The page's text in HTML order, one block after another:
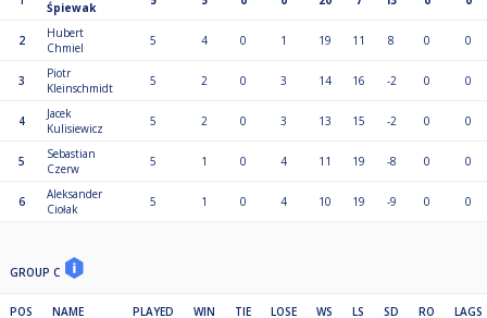
Śpiewak
2
Hubert
Chmiel
5 4 0 1 19 11 8 0 0
3
Piotr
Kleinschmidt
5 2 0 3 14 16 -2 0 0
4
Jacek
Kulisiewicz
5 2 0 3 13 15 -2 0 0
5
Sebastian
Czerw
5 1 0 4 11 19 -8 0 0
6
Aleksander
Ciołak
5 1 0 4 10 19 -9 0 0
GROUP C
POS NAME PLAYED WIN TIE LOSE WS LS SD RO LAGS